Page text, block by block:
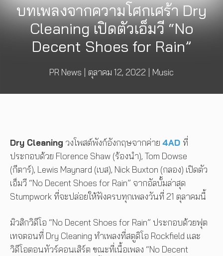
บทเพลงจากความโศกเศร้า Dry
Cleaning เปิดตัวเอ็มวี “No
Decent Shoes for Rain”
PR News | ตุลาคม 12, 2022 | Music
Dry Cleaning วงโพสต์พังก์อังกฤษจากค่าย 4AD ที่
ประกอบด้วย Florence Shaw (ร้องนำ), Tom Dowse
(กีตาร์), Lewis Maynard (เบส), Nick Buxton (กลอง) เปิดตัว
เอ็มวี “No Decent Shoes for Rain” จากอัลบั้มล่าสุด
Stumpwork ที่จะปล่อยให้ฟังครบทุกเพลงวันที่ 21 ตุลาคมนี้
มิวสิกวิดีโอ “No Decent Shoes for Rain” ประกอบด้วยฟุต
เทจตอนที่ Dry Cleaning ทำเพลงที่สตูดิโอ Rockfield และ
วิดีโอตอนทัวร์คอนเสิร์ต ขณะที่เนื้อเพลง “No Decent